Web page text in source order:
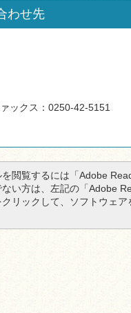
わせ先
ックス：0250-42-5151
を閲覧するには「Adobe
い方は、左記の「Adobe
リックして、ソフトウェ